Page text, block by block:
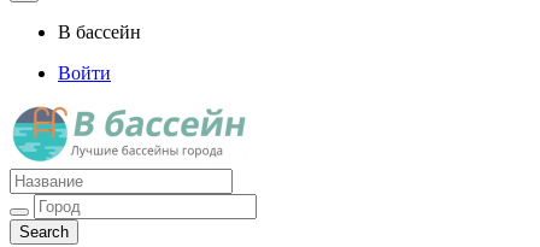
В бассейн
Войти
Лучшие бассейны города